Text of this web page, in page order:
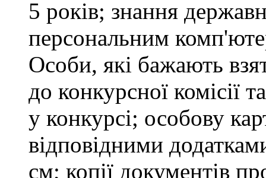
5 років; знання
персональним
Особи, які бажають
до конкурсної комісії
у конкурсі; особову
відповідними
см; копії документів